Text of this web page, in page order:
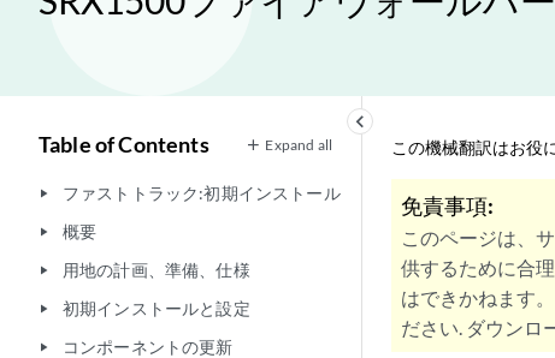
keyboard_arrow_left
Table of Contents Expand all
play_arrow ファストトラック:初期インストール
play_arrow 概要
play_arrow 用地の計画、準備、仕様
play_arrow 初期インストールと設定
play_arrow コンポーネントの更新
この機械翻訳はお役
免責事項:
このページは、
供するために合
はできかねます
ださい. ダウンロ